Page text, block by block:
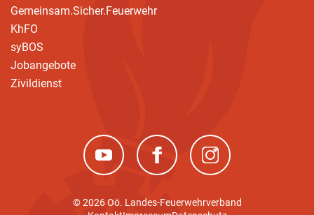
Gemeinsam.Sicher.Feuerwehr
KhFO
syBOS
Jobangebote
Zivildienst
(neues Fenster)(neues Fenster)(neues Fenster)
© 2026 Oö. Landes-Feuerwehrverband